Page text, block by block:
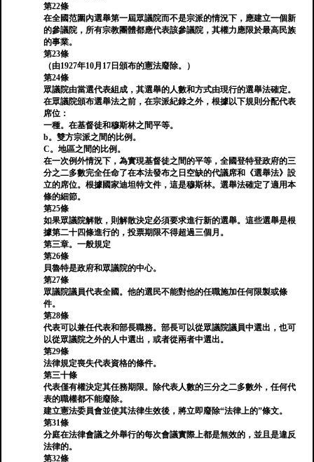
第22條
在全國范圍內選舉第一屆眾議院而不是宗派的情況下，應建立一個新
的參議院，所有宗教團體都應代表該參議院，其權力應限於最高民族
的事業。
第23條
（由1927年10月17日頒布的憲法廢除。）
第24條
眾議院由當選代表組成，其選舉的人數和方式由現行的選舉法確定。
在眾議院頒布選舉法之前，在宗派紀錄之外，根據以下規則分配代表
席位：
一種。在基督徒和穆斯林之間平等。
b。雙方宗派之間的比例。
C。地區之間的比例。
在一次例外情況下，為實現基督徒之間的平等，全國登特登政府的三
分之二多數完全任命了在本法發布之日空缺的代議席和《選舉法》設
立的席位。根據國家迪坦特文件，這是穆斯林。選舉法確定了適用本
條的細節。
第25條
如果眾議院解散，則解散決定必須要求進行新的選舉。這些選舉是根
據第二十四條進行的，投票期限不得超過三個月。
第三章。一般規定
第26條
貝魯特是政府和眾議院的中心。
第27條
眾議院議員代表全國。他的選民不能對他的任職施加任何限製或條
件。
第28條
代表可以兼任代表和部長職務。部長可以從眾議院議員中選出，也可
以從眾議院之外的人中選出，或者從兩者中選出。
第29條
法律規定喪失代表資格的條件。
第三十條
代表僅有權決定其任務期限。除代表人數的三分之二多數外，任何代
表的職權都不能廢除。
建立憲法委員會並使其法律生效後，將立即廢除“法律上的”條文。
第31條
分庭在法律會議之外舉行的每次會議實際上都是無效的，並且是違反
法律的。
第32條